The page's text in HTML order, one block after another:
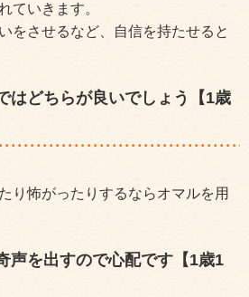
ていきます。
をさせるなど、自信を持たせると
はどちらが良いでしょう【1歳
り怖がったりするならオマルを用
声を出すので心配です【1歳1